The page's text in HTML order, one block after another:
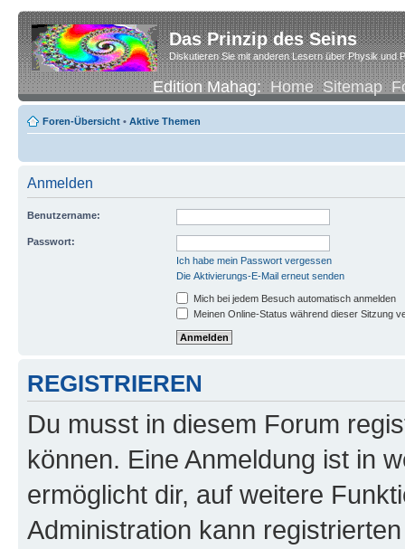
Das Prinzip des Seins
Diskutieren Sie mit anderen Lesern über Physik und
Edition Mahag:Home Sitemap
Foren-Übersicht • Aktive Themen
Anmelden
Benutzername:
Passwort:
Ich habe mein Passwort vergessen
Die Aktivierungs-E-Mail erneut senden
Mich bei jedem Besuch automatisch anmelden
Meinen Online-Status während dieser Sitzung
REGISTRIEREN
Du musst in diesem Forum
können. Eine Anmeldung ist in
ermöglicht dir, auf weitere
Administration kann